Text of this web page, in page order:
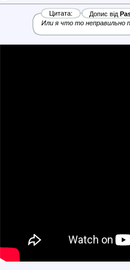
Цитата: Допис від
Или я что то неправильно